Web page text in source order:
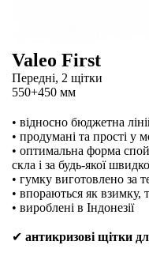
Valeo First
Передні, 2 щітки
550+450 мм
• відносно бюджетна
• продумані та прості у
• оптимальна форма
скла і за будь-якої
• гумку виготовлено за
• впораються як взимку,
• вироблені в Індонезії
✔ антикризові щітки